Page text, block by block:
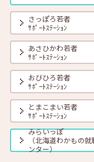
2025年11月01日(土)
【帯広・対面】11月17
動～ 14:00～14:40
2025年11月01日(土)
【オンライン】11月18
14:30
2025年11月01日(土)
さっぽろ若者
ｻﾎﾟｰﾄｽﾃｰｼｮﾝ
あさひかわ若者
ｻﾎﾟｰﾄｽﾃｰｼｮﾝ
おびひろ若者
ｻﾎﾟｰﾄｽﾃｰｼｮﾝ
とまこまい若者
ｻﾎﾟｰﾄｽﾃｰｼｮﾝ
みらいっぽ
（北海道わかもの
ンター）